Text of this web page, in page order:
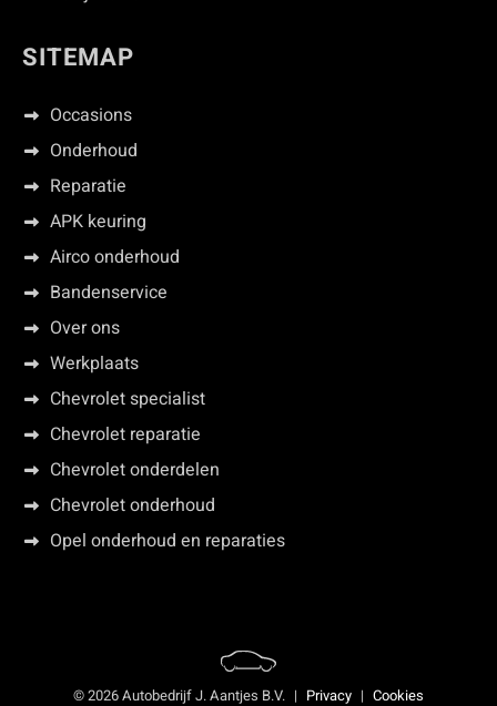
SITEMAP
Occasions
Onderhoud
Reparatie
APK keuring
Airco onderhoud
Bandenservice
Over ons
Werkplaats
Chevrolet specialist
Chevrolet reparatie
Chevrolet onderdelen
Chevrolet onderhoud
Opel onderhoud en reparaties
© 2026 Autobedrijf J. Aantjes B.V. | Privacy | Cookies